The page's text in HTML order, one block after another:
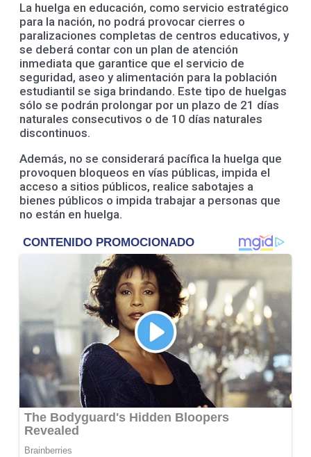
La huelga en educación, como servicio estratégico
para la nación, no podrá provocar cierres o
paralizaciones completas de centros educativos, y
se deberá contar con un plan de atención
inmediata que garantice que el servicio de
seguridad, aseo y alimentación para la población
estudiantil se siga brindando. Este tipo de huelgas
sólo se podrán prolongar por un plazo de 21 días
naturales consecutivos o de 10 días naturales
discontinuos.
Además, no se considerará pacífica la huelga que
provoquen bloqueos en vías públicas, impida el
acceso a sitios públicos, realice sabotajes a
bienes públicos o impida trabajar a personas que
no están en huelga.